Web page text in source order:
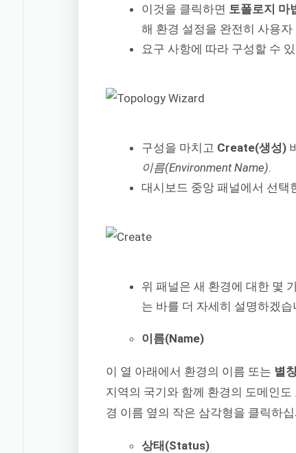
이것을 클릭하면 토폴로지 마
해 환경 설정을 완전히 사용
요구 사항에 따라 구성할 수
구성을 마치고 Create(생성)
이름(Environment Name)
대시보드 중앙 패널에서 선택
위 패널은 새 환경에 대한 몇
는 바를 더 자세히 설명하겠습
이름(Name)
이 열 아래에서 환경의 이름 또는 별
지역의 국기와 함께 환경의 도메인
경 이름 옆의 작은 삼각형을 클릭하
상태(Status)